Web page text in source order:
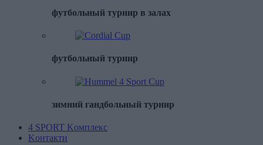
футбольный турнир в залах
футбольный турнир
зимний гандбольный турнир
4 SPORT Kомплекс
Kонтакти